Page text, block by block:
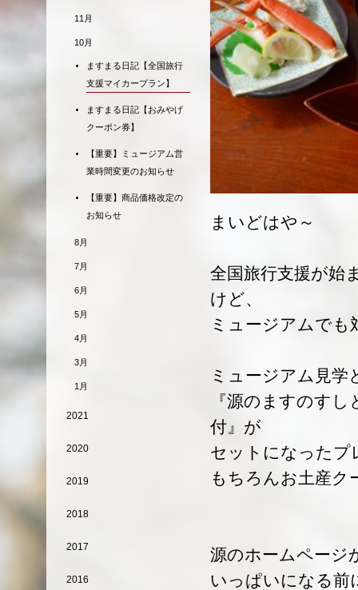
まいどはや～
全国旅行支援が始
けど、
ミュージアムで
ミュージアム見学
『源のますのす
付』が
セットになったプ
もちろんお土産ク
源のホームページ
いっぱいになる前
11月
10月
ますまる日記【全国旅行
支援マイカープラン】
ますまる日記【おみやげ
クーポン券】
【重要】ミュージアム営
業時間変更のお知らせ
【重要】商品価格改定の
お知らせ
8月
7月
6月
5月
4月
3月
1月
2021
2020
2019
2018
2017
2016